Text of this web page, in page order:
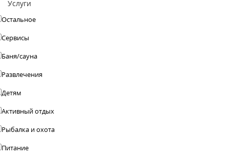
Услуги
Остальное
Сервисы
Баня/сауна
Развлечения
Детям
Активный отдых
Рыбалка и охота
Питание